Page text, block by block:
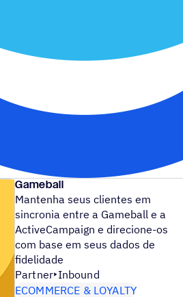
Gameball
Mantenha seus clientes em
sincronia entre a Gameball e a
ActiveCampaign e direcione-os
com base em seus dados de
fidelidade
Partner Inbound
ECOMMERCE & LOYALTY